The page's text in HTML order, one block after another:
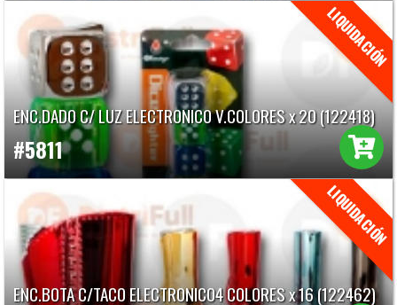
ENC.DADO C/ LUZ ELECTRONICO V.COLORES x 20 (122418)
#5811
ENC.BOTA C/TACO ELECTRONICO4 COLORES x 16 (122462)